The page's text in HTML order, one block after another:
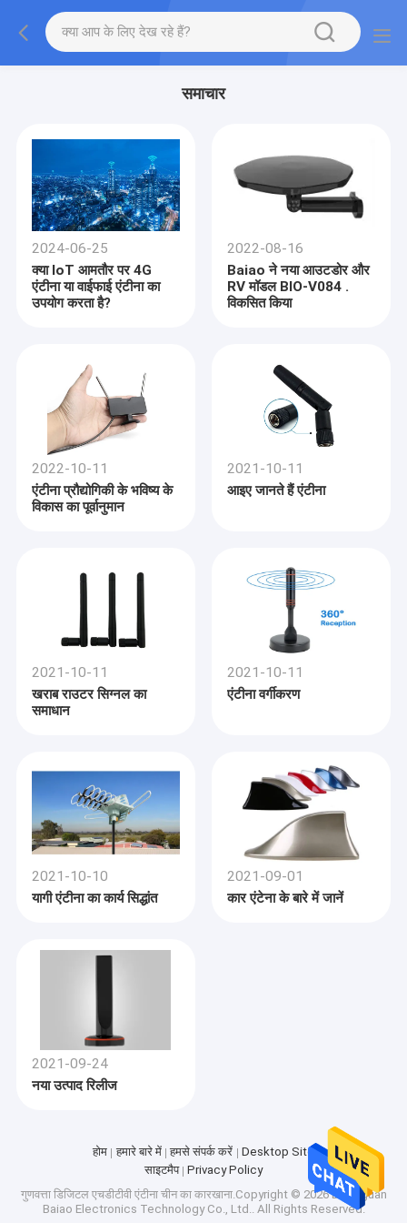
समाचार
2024-06-25
क्या IoT आमतौर पर 4G
एंटीना या वाईफाई एंटीना का
उपयोग करता है?
2022-08-16
Baiao ने नया आउटडोर और
RV मॉडल BIO-V084 .
विकसित किया
2022-10-11
एंटीना प्रौद्योगिकी के भविष्य के
विकास का पूर्वानुमान
2021-10-11
आइए जानते हैं एंटीना
2021-10-11
खराब राउटर सिग्नल का
समाधान
2021-10-11
एंटीना वर्गीकरण
2021-10-10
यागी एंटीना का कार्य सिद्धांत
2021-09-01
कार एंटेना के बारे में जानें
2021-09-24
नया उत्पाद रिलीज
होम हमारे बारे में हमसे संपर्क करें
Desktop Site
साइटमैप
Privacy Policy
गुणवत्ता डिजिटल एचडीटीवी एंटीनाचीन का कारखाना.Copyright © 2026 Dongguan
Baiao Electronics Technology Co., Ltd.. All Rights Reserved.